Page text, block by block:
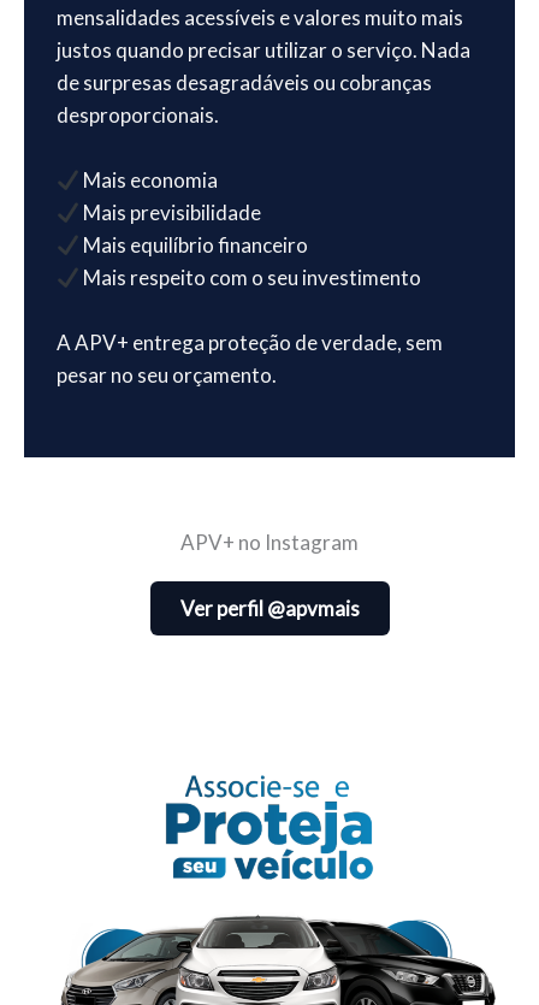
mensalidades acessíveis e valores muito mais
justos quando precisar utilizar o serviço. Nada
de surpresas desagradáveis ou cobranças
desproporcionais.
Mais economia
Mais previsibilidade
Mais equilíbrio financeiro
Mais respeito com o seu investimento
A APV+ entrega proteção de verdade, sem
pesar no seu orçamento.
APV+ no Instagram
Ver perfil @apvmais